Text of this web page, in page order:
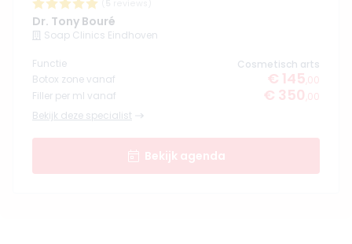
Dr. Tony Bouré
Soap Clinics Eindhoven
Functie
Cosmetisch arts
Botox zone vanaf
€ 145 ,00
Filler per ml vanaf
€ 350 ,00
Bekijk deze specialist
Bekijk agenda